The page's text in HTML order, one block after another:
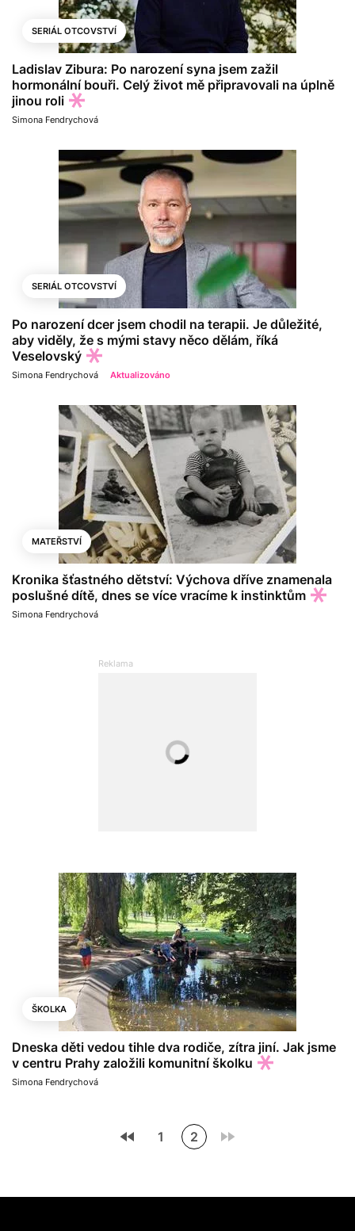
SERIÁL OTCOVSTVÍ
Ladislav Zibura: Po narození syna jsem zažil
hormonální bouři. Celý život mě připravovali na úplně
jinou roli
Simona Fendrychová
SERIÁL OTCOVSTVÍ
Po narození dcer jsem chodil na terapii. Je důležité,
aby viděly, že s mými stavy něco dělám, říká
Veselovský
Simona Fendrychová Aktualizováno
MATEŘSTVÍ
Kronika šťastného dětství: Výchova dříve znamenala
poslušné dítě, dnes se více vracíme k instinktům
Simona Fendrychová
ŠKOLKA
Dneska děti vedou tihle dva rodiče, zítra jiní. Jak jsme
v centru Prahy založili komunitní školku
Simona Fendrychová
1 2